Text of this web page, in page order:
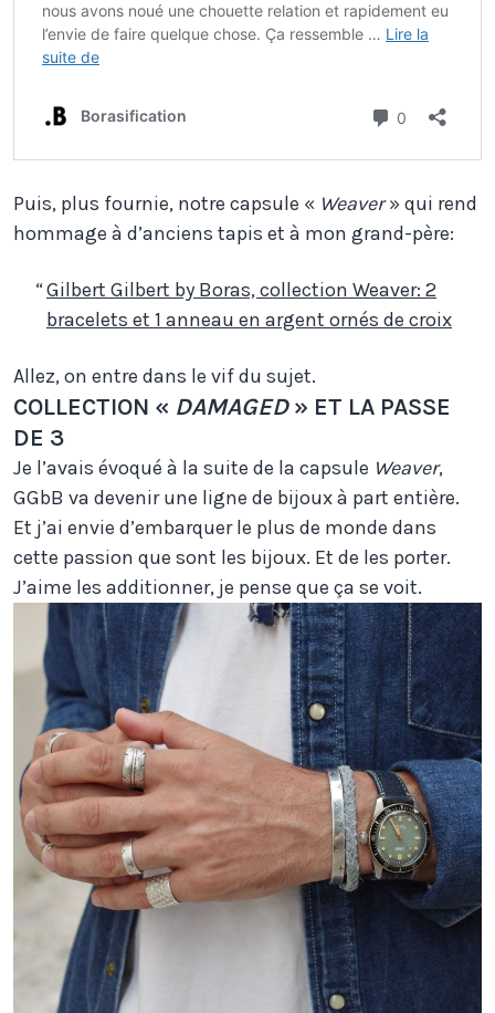
Puis, plus fournie, notre capsule « Weaver» qui rend
hommage à d’anciens tapis et à mon grand-père:
Gilbert Gilbert by Boras, collection Weaver: 2
bracelets et 1 anneau en argent ornés de croix
Allez, on entre dans le vif du sujet.
COLLECTION « DAMAGED» ET LA PASSE
DE 3
Je l’avais évoqué à la suite de la capsule Weaver,
GGbB va devenir une ligne de bijoux à part entière.
Et j’ai envie d’embarquer le plus de monde dans
cette passion que sont les bijoux. Et de les porter.
J’aime les additionner, je pense que ça se voit.